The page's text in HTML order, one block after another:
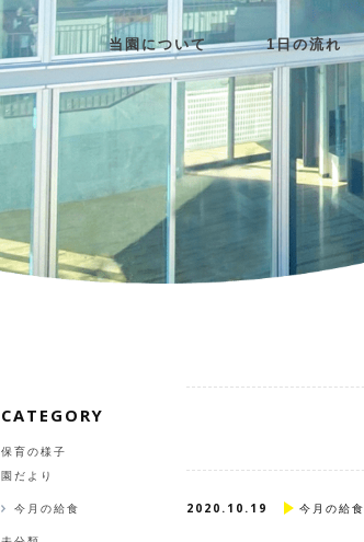
当園について 1日の流れ
2020.10.19 今月の給食
CATEGORY
保育の様子
園だより
今月の給食